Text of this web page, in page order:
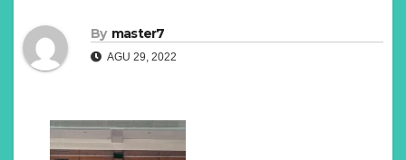
By master7
AGU 29, 2022